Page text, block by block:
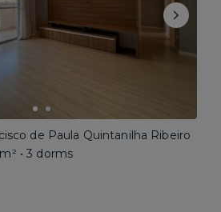
de Paula Quintanilha Ribeiro
• 3 dorms